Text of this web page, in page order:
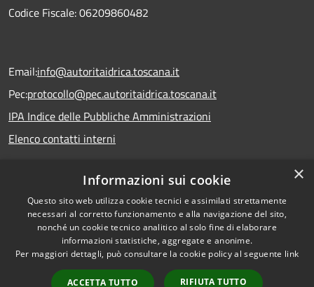
Codice Fiscale: 06209860482
Email:info@autoritaidrica.toscana.it
Pec:protocollo@pec.autoritaidrica.toscana.it
IPA Indice delle Pubbliche Amministrazioni
Elenco contatti interni
Dichiarazione accessibilità
Accessibilità
Copyright © 2026 • Autorità
Idrica Toscana • Powered by
Municipium• Accesso
×
Informazioni sui cookie
Questo sito web utilizza cookie tecnici e assimilati strettamente
necessari al corretto funzionamento e alla navigazione del sito,
nonché un cookie tecnico analitico al solo fine di elaborare
informazioni statistiche, aggregate e anonime.
Per maggiori dettagli, può consultare la cookie policy al seguente link
ACCETTA TUTTO RIFIUTA TUTTO